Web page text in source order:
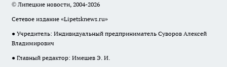
© Липецкие новости, 2004-2026
Сетевое издание «Lipetsknews.ru»
● Учредитель: Индивидуальный предприниматель Суворов Алексей
Владимирович
● Главный редактор: Имешев Э. И.